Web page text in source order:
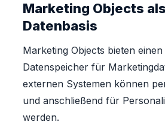
Marketing Objects
Datenbasis
Marketing Objects bieten
Datenspeicher für
externen Systemen können
und anschließend für
werden.